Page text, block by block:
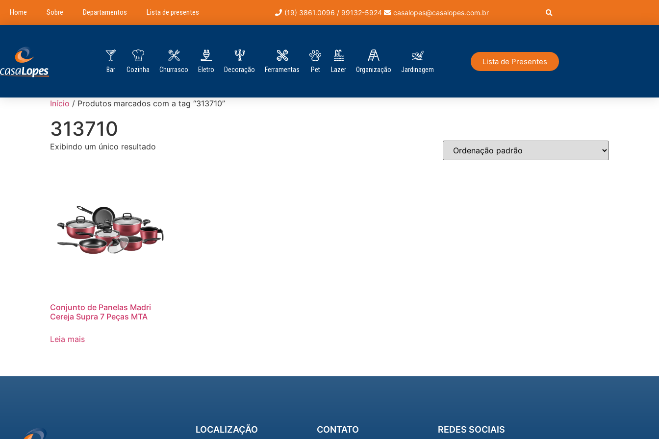
Home Sobre Departamentos Lista de presentes (19) 3861.0096 / 99132-5924 casalopes@casalopes.com.br
Bar Cozinha Churrasco Eletro Decoração Ferramentas Pet Lazer Organização Jardinagem
Lista de Presentes
Início / Produtos marcados com a tag “313710”
313710
Exibindo um único resultado
Conjunto de Panelas Madri
Cereja Supra 7 Peças MTA
Leia mais
LOCALIZAÇÃO CONTATO REDES SOCIAIS